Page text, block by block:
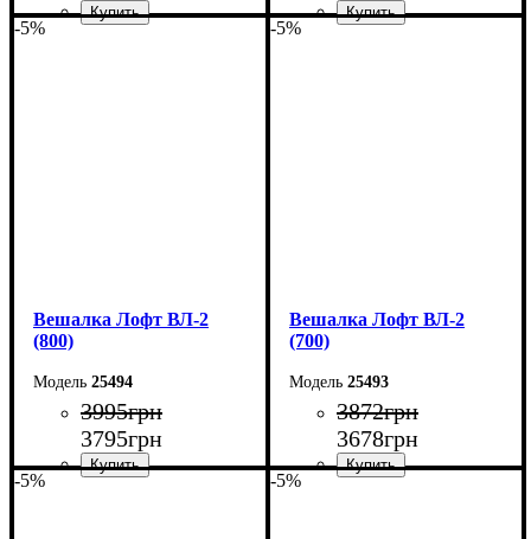
-5%
Вешалка Лофт ВЛ-2
(800)
25494
3995грн
3795грн
-5%
Вешалка Лофт ВЛ-2
(700)
25493
3872грн
3678грн
-5% -5%